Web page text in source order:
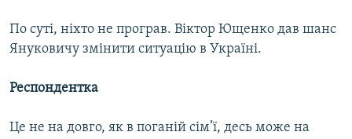
По суті, ніхто не програв. Віктор Ющенко дав шанс
Януковичу змінити ситуацію в Україні.
Респондентка
Це не на довго, як в поганій сім’ї, десь може на